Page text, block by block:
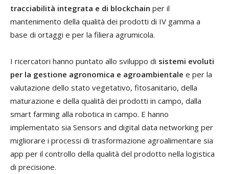
tracciabilità integrata e di blockchain per il
mantenimento della qualità dei prodotti di IV gamma a
base di ortaggi e per la filiera agrumicola.
I ricercatori hanno puntato allo sviluppo di sistemi evoluti
per la gestione agronomica e agroambientale e per la
valutazione dello stato vegetativo, fitosanitario, della
maturazione e della qualità dei prodotti in campo, dalla
smart farming alla robotica in campo. E hanno
implementato sia Sensors and digital data networking per
migliorare i processi di trasformazione agroalimentare sia
app per il controllo della qualità del prodotto nella logistica
di precisione.